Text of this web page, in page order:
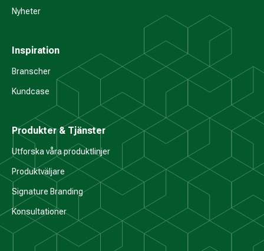
Nyheter
Inspiration
Branscher
Kundcase
Produkter & Tjänster
Utforska våra produktlinjer
Produktväljare
Signature Branding
Konsultationer